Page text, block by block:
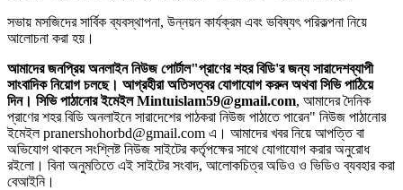
সভায় মসজিদের সার্বিক ব্যবস্থাপনা, উন্নয়ন কার্যক্রম এবং ভবিষ্যৎ পরিকল্পনা নিয়ে
আলোচনা করা হয়।
আমাদের জনপ্রিয় অনলাইন নিউজ পোর্টাল"প্রাণের শহর বিডি'র জন্য সারাদেশব্যাপী
সাংবাদিক নিয়োগ চলছে। আগ্রহীরা অতিসত্বর যোগাযোগ করুন অথবা সিভি পাঠিয়ে
দিন। সিভি পাঠানোর ইমেইল Mintuislam59@gmail.com, আমাদের দৈনিক
প্রাণের শহর বিডি অনলাইনে সারাদেশের পাঠকরা নিউজ পাঠাতে পারেন" নিউজ পাঠানোর
ইমেইল pranershohorbd@gmail.com এ। আমাদের খবর নিয়ে আপত্তি বা
অভিযোগ থাকলে সংশ্লিষ্ট নিউজ সাইটের কর্তৃপক্ষের সাথে যোগাযোগ করার অনুরোধ
রইলো। বিনা অনুমতিতে এই সাইটের সংবাদ, আলোকচিত্র অডিও ও ভিডিও ব্যবহার করা
বেআইনি।